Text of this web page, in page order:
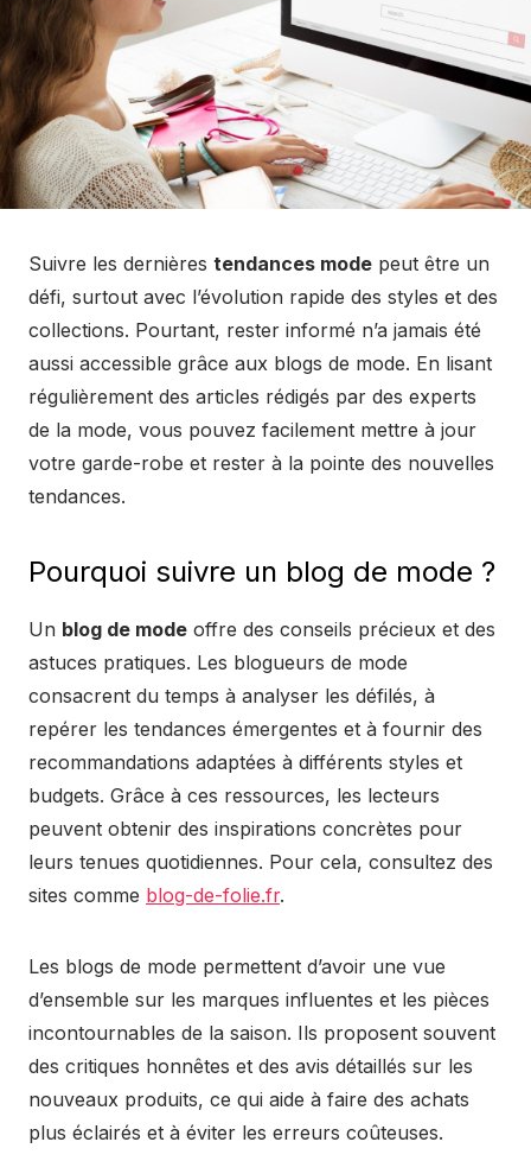
Suivre les dernières tendances mode peut être un
défi, surtout avec l’évolution rapide des styles et des
collections. Pourtant, rester informé n’a jamais été
aussi accessible grâce aux blogs de mode. En lisant
régulièrement des articles rédigés par des experts
de la mode, vous pouvez facilement mettre à jour
votre garde-robe et rester à la pointe des nouvelles
tendances.
Pourquoi suivre un blog de mode ?
Un blog de mode offre des conseils précieux et des
astuces pratiques. Les blogueurs de mode
consacrent du temps à analyser les défilés, à
repérer les tendances émergentes et à fournir des
recommandations adaptées à différents styles et
budgets. Grâce à ces ressources, les lecteurs
peuvent obtenir des inspirations concrètes pour
leurs tenues quotidiennes. Pour cela, consultez des
sites comme blog-de-folie.fr.
Les blogs de mode permettent d’avoir une vue
d’ensemble sur les marques influentes et les pièces
incontournables de la saison. Ils proposent souvent
des critiques honnêtes et des avis détaillés sur les
nouveaux produits, ce qui aide à faire des achats
plus éclairés et à éviter les erreurs coûteuses.